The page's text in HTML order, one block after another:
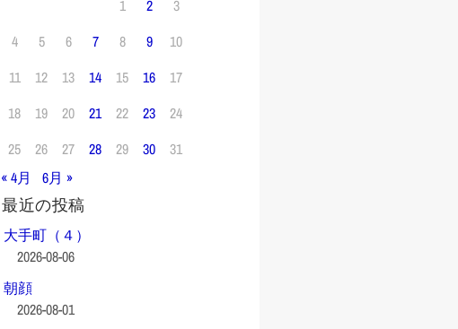
1 2
3
4
5 6 7 8 9
10
11
12 13 14 15 16
17
18
19 20 21 22 23
24
25
26 27 28 29 30
31
« 4月
6月 »
最近の投稿
大手町（４）
2026-08-06
朝顔
2026-08-01